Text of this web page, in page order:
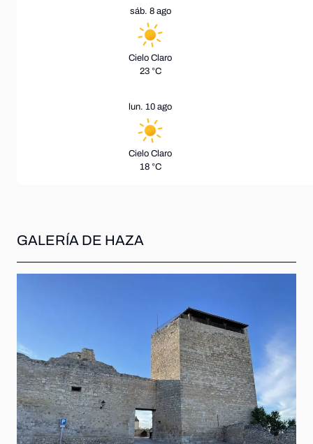
sáb. 8 ago
Cielo Claro
23 °C
lun. 10 ago
Cielo Claro
18 °C
GALERÍA DE HAZA